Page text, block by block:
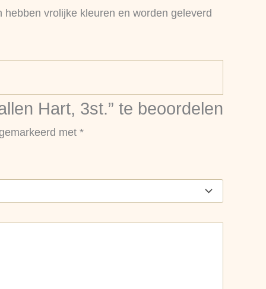
vrolijke kleuren en worden geleverd
Hart, 3st.” te beoordelen
met *